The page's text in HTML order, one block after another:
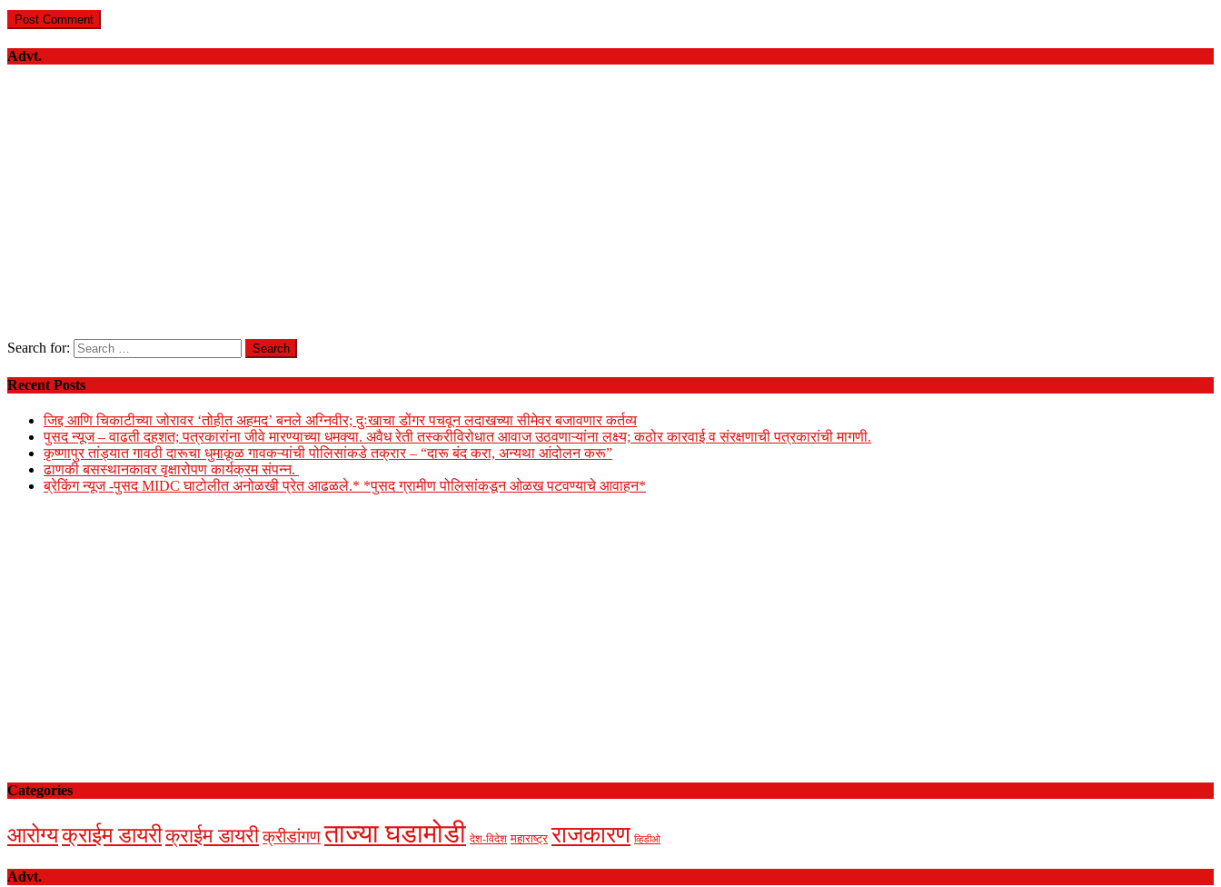
Advt.
Search for:
Recent Posts
जिद्द आणि चिकाटीच्या जोरावर ‘तोहीत अहमद’ बनले अग्निवीर; दुःखाचा डोंगर पचवून लदाखच्या सीमेवर बजावणार कर्तव्य
पुसद न्यूज – वाढती दहशत; पत्रकारांना जीवे मारण्याच्या धमक्या. अवैध रेती तस्करीविरोधात आवाज उठवणाऱ्यांना लक्ष्य; कठोर कारवाई व संरक्षणाची पत्रकारांची मागणी.
कृष्णापुर तांड्यात गावठी दारूचा धुमाकूळ गावकऱ्यांची पोलिसांकडे तक्रार – “दारू बंद करा, अन्यथा आंदोलन करू”
ढाणकी बसस्थानकावर वृक्षारोपण कार्यक्रम संपन्न.
ब्रेकिंग न्यूज -पुसद MIDC घाटोलीत अनोळखी प्रेत आढळले.* *पुसद ग्रामीण पोलिसांकडून ओळख पटवण्याचे आवाहन*
Categories
आरोग्यक्राईम डायरीक्राईम डायरीक्रीडांगणताज्या घडामोडी देश-विदेश महाराष्ट्र राजकारण व्हिडीओ
Advt.